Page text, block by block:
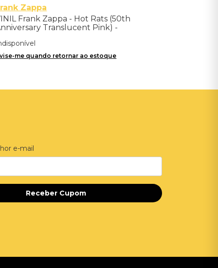
Zappa
Frank Zappa - Hot Rats (50th
Translucent Pink) -
me quando retornar ao estoque
e-mail
Receber Cupom